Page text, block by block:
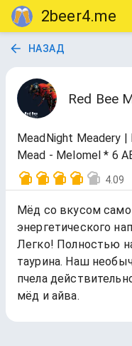
2beer4.me
НАЗАД
Red Bee
MeadNight Meadery
Mead - Melomel * 6
4.09
Мёд со вкусом
энергетического
Легко! Полностью
таурина. Наш
пчела
мёд и айва.